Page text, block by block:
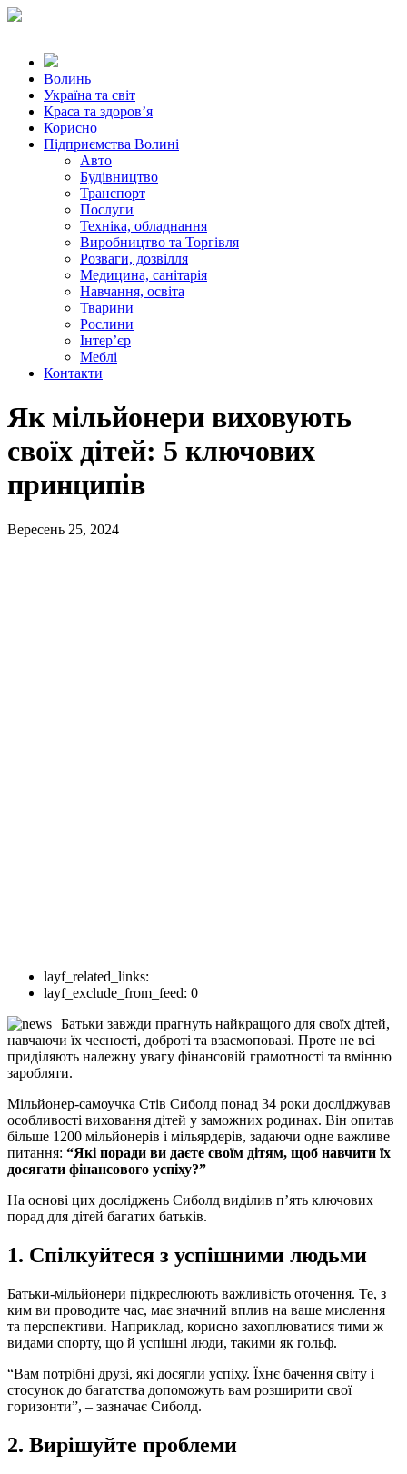
Волинь
Україна та світ
Краса та здоров’я
Корисно
Підприємства Волині
Авто
Будівництво
Транспорт
Послуги
Техніка, обладнання
Виробництво та Торгівля
Розваги, дозвілля
Медицина, санітарія
Навчання, освіта
Тварини
Рослини
Інтер’єр
Меблі
Контакти
Як мільйонери виховують
своїх дітей: 5 ключових
принципів
Вересень 25, 2024
layf_related_links:
layf_exclude_from_feed: 0
Батьки завжди прагнуть найкращого для своїх дітей,
навчаючи їх чесності, доброті та взаємоповазі. Проте не всі
приділяють належну увагу фінансовій грамотності та вмінню
заробляти.
Мільйонер-самоучка Стів Сиболд понад 34 роки досліджував
особливості виховання дітей у заможних родинах. Він опитав
більше 1200 мільйонерів і мільярдерів, задаючи одне важливе
питання: “Які поради ви даєте своїм дітям, щоб навчити їх
досягати фінансового успіху?”
На основі цих досліджень Сиболд виділив п’ять ключових
порад для дітей багатих батьків.
1. Спілкуйтеся з успішними людьми
Батьки-мільйонери підкреслюють важливість оточення. Те, з
ким ви проводите час, має значний вплив на ваше мислення
та перспективи. Наприклад, корисно захоплюватися тими ж
видами спорту, що й успішні люди, такими як гольф.
“Вам потрібні друзі, які досягли успіху. Їхнє бачення світу і
стосунок до багатства допоможуть вам розширити свої
горизонти”, – зазначає Сиболд.
2. Вирішуйте проблеми